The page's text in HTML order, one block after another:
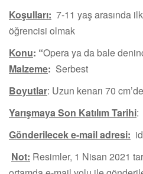
Koşulları: 7-11 yaş arasında
öğrencisi olmak
Konu: “Opera ya da bale
Malzeme: Serbest
Boyutlar: Uzun kenarı 70
Yarışmaya Son Katılım Tarihi:
Gönderilecek e-mail adresi:
Not: Resimler, 1 Nisan 2021